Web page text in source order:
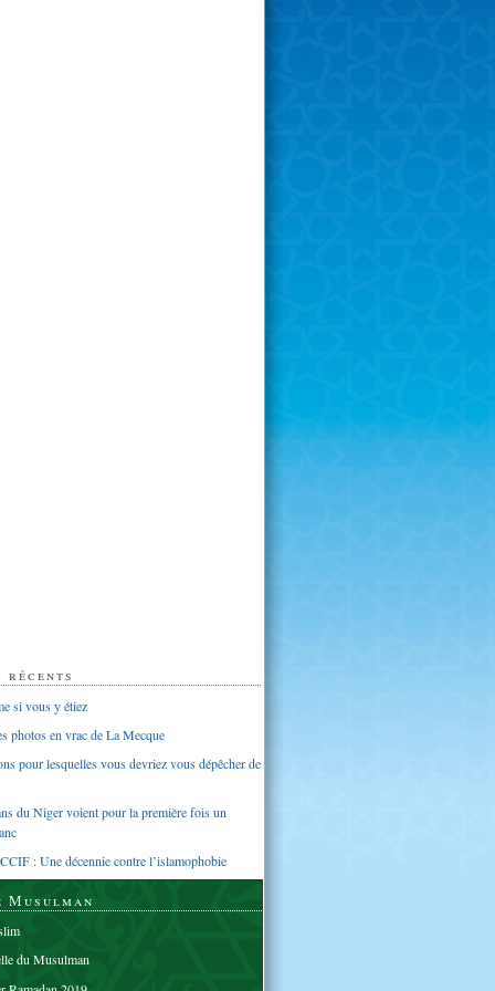
si vous y étiez
photos en vrac de La Mecque
pour lesquelles vous devriez vous dépêcher de
du Niger voient pour la première fois un
: Une décennie contre l’islamophobie
Musulman
du Musulman